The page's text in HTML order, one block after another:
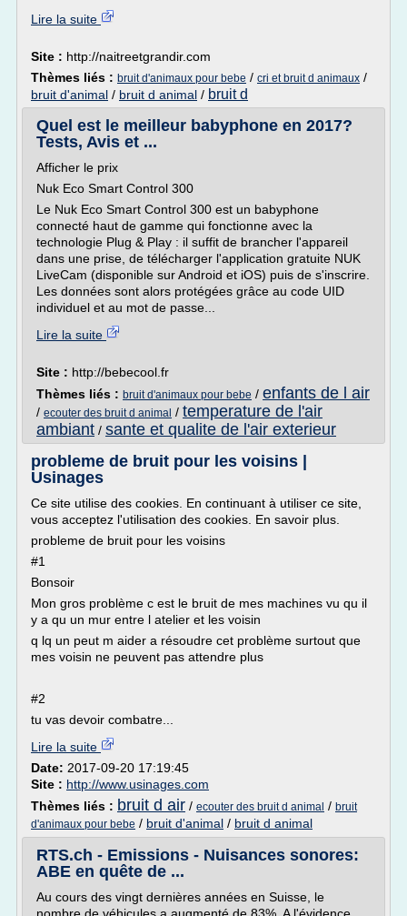
Lire la suite
Site : http://naitreetgrandir.com
Thèmes liés : bruit d'animaux pour bebe / cri et bruit d animaux /
bruit d'animal / bruit d animal / bruit d
Quel est le meilleur babyphone en 2017?
Tests, Avis et ...
Afficher le prix
Nuk Eco Smart Control 300
Le Nuk Eco Smart Control 300 est un babyphone
connecté haut de gamme qui fonctionne avec la
technologie Plug & Play : il suffit de brancher l'appareil
dans une prise, de télécharger l'application gratuite NUK
LiveCam (disponible sur Android et iOS) puis de s'inscrire.
Les données sont alors protégées grâce au code UID
individuel et au mot de passe...
Lire la suite
Site : http://bebecool.fr
Thèmes liés : bruit d'animaux pour bebe / enfants de l air
/ ecouter des bruit d animal / temperature de l'air
ambiant / sante et qualite de l'air exterieur
probleme de bruit pour les voisins |
Usinages
Ce site utilise des cookies. En continuant à utiliser ce site,
vous acceptez l'utilisation des cookies. En savoir plus.
probleme de bruit pour les voisins
#1
Bonsoir
Mon gros problème c est le bruit de mes machines vu qu il
y a qu un mur entre l atelier et les voisin
q lq un peut m aider a résoudre cet problème surtout que
mes voisin ne peuvent pas attendre plus
#2
tu vas devoir combatre...
Lire la suite
Date: 2017-09-20 17:19:45
Site : http://www.usinages.com
Thèmes liés : bruit d air / ecouter des bruit d animal / bruit
d'animaux pour bebe / bruit d'animal / bruit d animal
RTS.ch - Emissions - Nuisances sonores:
ABE en quête de ...
Au cours des vingt dernières années en Suisse, le